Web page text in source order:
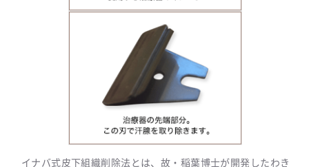
イナバ式皮下組織削除法とは、故・稲葉博士が開発したわき